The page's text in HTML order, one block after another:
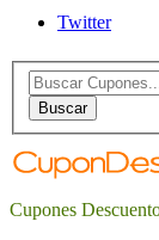
Twitter
Search
for:Buscar
Cupones